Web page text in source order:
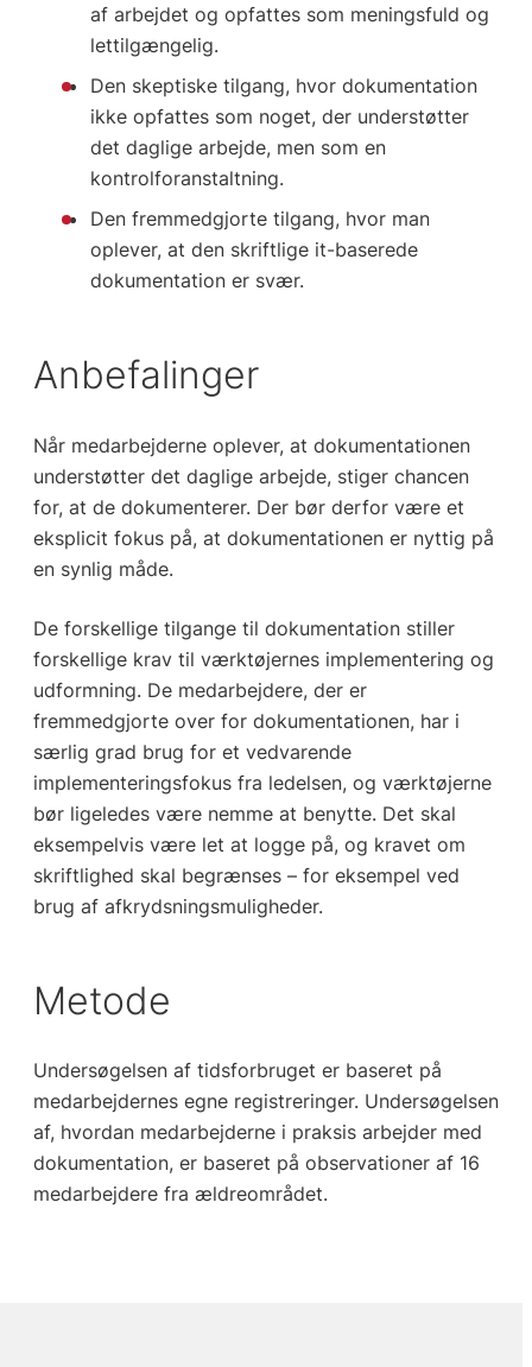
af arbejdet og opfattes som meningsfuld og
lettilgængelig.
Den skeptiske tilgang, hvor dokumentation
ikke opfattes som noget, der understøtter
det daglige arbejde, men som en
kontrolforanstaltning.
Den fremmedgjorte tilgang, hvor man
oplever, at den skriftlige it-baserede
dokumentation er svær.
Anbefalinger
Når medarbejderne oplever, at dokumentationen
understøtter det daglige arbejde, stiger chancen
for, at de dokumenterer. Der bør derfor være et
eksplicit fokus på, at dokumentationen er nyttig på
en synlig måde.
De forskellige tilgange til dokumentation stiller
forskellige krav til værktøjernes implementering og
udformning. De medarbejdere, der er
fremmedgjorte over for dokumentationen, har i
særlig grad brug for et vedvarende
implementeringsfokus fra ledelsen, og værktøjerne
bør ligeledes være nemme at benytte. Det skal
eksempelvis være let at logge på, og kravet om
skriftlighed skal begrænses – for eksempel ved
brug af afkrydsningsmuligheder.
Metode
Undersøgelsen af tidsforbruget er baseret på
medarbejdernes egne registreringer. Undersøgelsen
af, hvordan medarbejderne i praksis arbejder med
dokumentation, er baseret på observationer af 16
medarbejdere fra ældreområdet.